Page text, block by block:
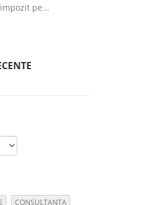
pe...
CONSULTANTA